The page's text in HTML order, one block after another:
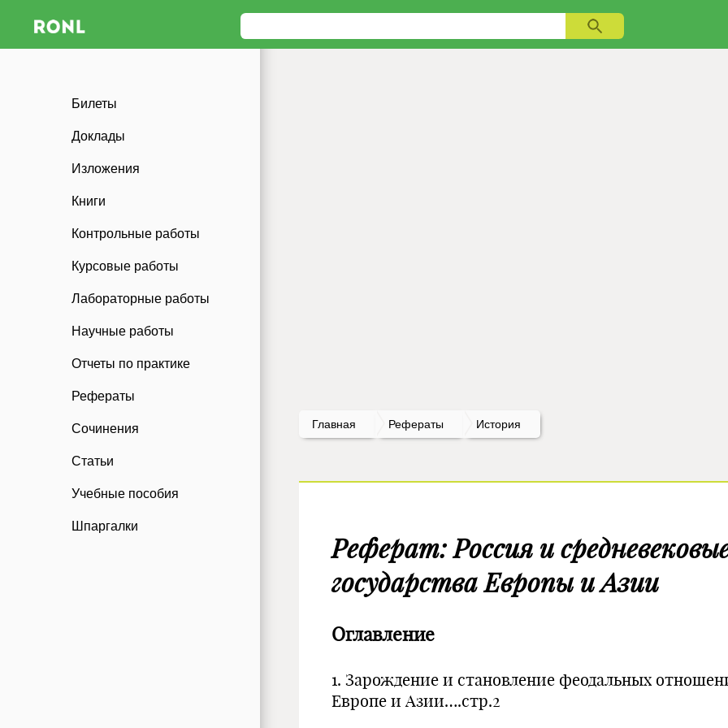
Билеты
Доклады
Изложения
Книги
Контрольные работы
Курсовые работы
Лабораторные работы
Научные работы
Отчеты по практике
Рефераты
Сочинения
Статьи
Учебные пособия
Шпаргалки
Главная Рефераты История
Реферат: Россия и
государства Европы и Азии
Оглавление
1. Зарождение и становление феодальных
Европе и Азии….стр.2